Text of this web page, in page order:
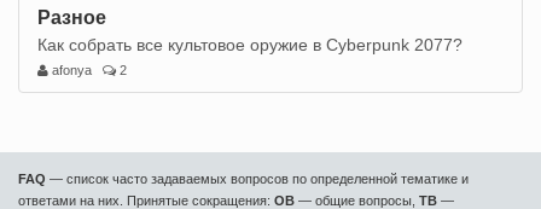
Разное
Как собрать все культовое оружие в Cyberpunk 2077?
afonya 2
FAQ — список часто задаваемых вопросов по определенной тематике и
ответами на них. Принятые сокращения: ОВ — общие вопросы, ТВ —